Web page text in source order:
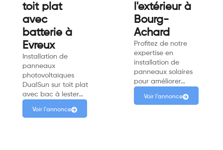
toit plat
avec
batterie à
Evreux
Installation de
panneaux
photovoltaïques
DualSun sur toit plat
avec bac à lester…
Voir l'annonce
l'extérieur à
Bourg-
Achard
Profitez de notre
expertise en
installation de
panneaux solaires
pour améliorer…
Voir l'annonce